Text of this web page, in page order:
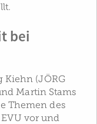
bei
Kiehn (JÖRG
Martin Stams
Themen des
vor und